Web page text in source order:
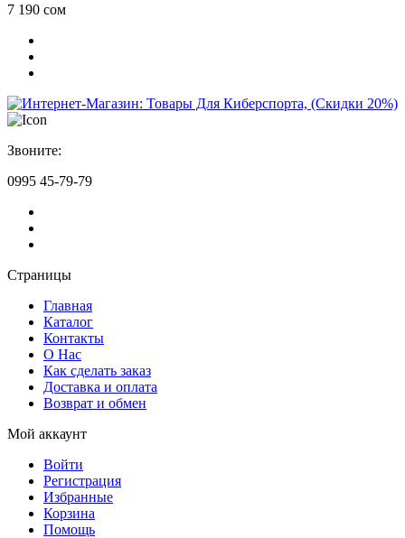
7 190 сом
Звоните:
0995 45-79-79
Страницы
Главная
Каталог
Контакты
О Нас
Как сделать заказ
Доставка и оплата
Возврат и обмен
Мой аккаунт
Войти
Регистрация
Избранные
Корзина
Помощь